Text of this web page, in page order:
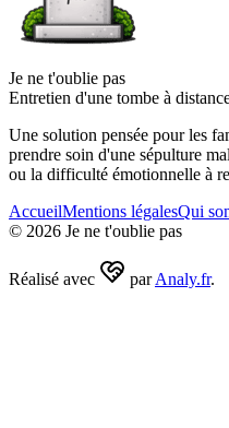
Je ne t'oublie pas
Entretien d'une tombe à
Une solution pensée pour les
prendre soin d'une sépulture
ou la difficulté émotionnelle à
AccueilMentions légalesQui
© 2026 Je ne t'oublie pas
Réalisé avec par Analy.fr.